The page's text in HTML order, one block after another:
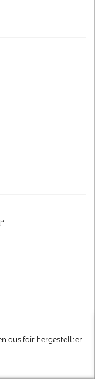
aus fair hergestellter